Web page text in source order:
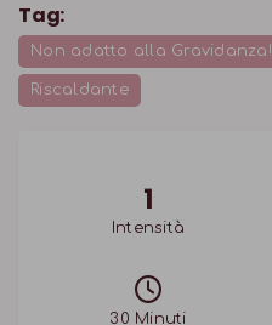
Tag:
Non adatto alla Gravidanza!
Riscaldante
1
Intensità
30 Minuti